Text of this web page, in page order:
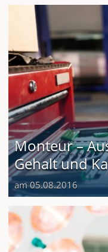
Monteur –
Gehalt und
am 05.08.2016